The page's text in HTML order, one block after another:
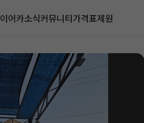
이어카소식커뮤니티가격표제원